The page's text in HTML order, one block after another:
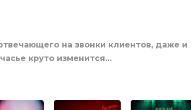
на звонки клиентов, даже и
круто изменится…